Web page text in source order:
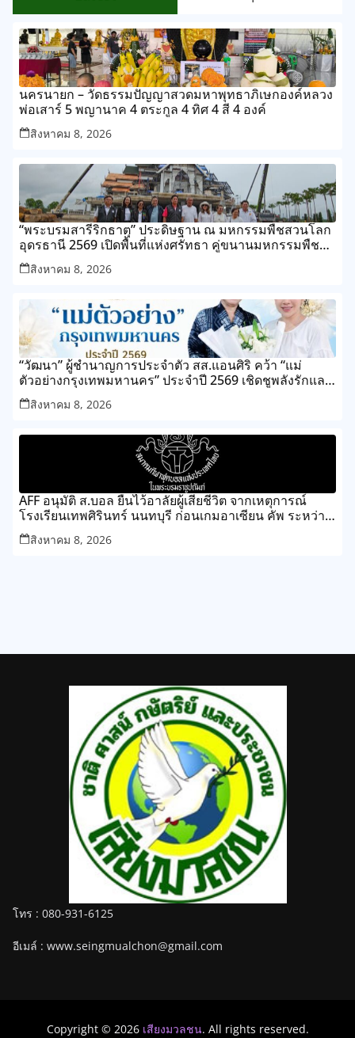
นครนายก – วัดธรรมปัญญาสวดมหาพุทธาภิเษกองค์หลวง
พ่อเสาร์ 5 พญานาค 4 ตระกูล 4 ทิศ 4 สี 4 องค์
สิงหาคม 8, 2026
“พระบรมสารีริกธาตุ” ประดิษฐาน ณ มหกรรมพืชสวนโลก
อุดรธานี 2569 เปิดพื้นที่แห่งศรัทธา คู่ขนานมหกรรมพืช
สวนระดับโลก
สิงหาคม 8, 2026
“วัฒนา” ผู้ชำนาญการประจำตัว สส.แอนศิริ คว้า “แม่
ตัวอย่างกรุงเทพมหานคร” ประจำปี 2569 เชิดชูพลังรักและ
ความเสียสละของแม่ เขตทุ่งครุ
สิงหาคม 8, 2026
AFF อนุมัติ ส.บอล ยืนไว้อาลัยผู้เสียชีวิต จากเหตุการณ์
โรงเรียนเทพศิรินทร์ นนทบุรี ก่อนเกมอาเซียน คัพ ระหว่าง
ไทย กับ เมียนมา
สิงหาคม 8, 2026
โทร : 080-931-6125
อีเมล์ : www.seingmualchon@gmail.com
Copyright © 2026 เสียงมวลชน. All rights reserved.